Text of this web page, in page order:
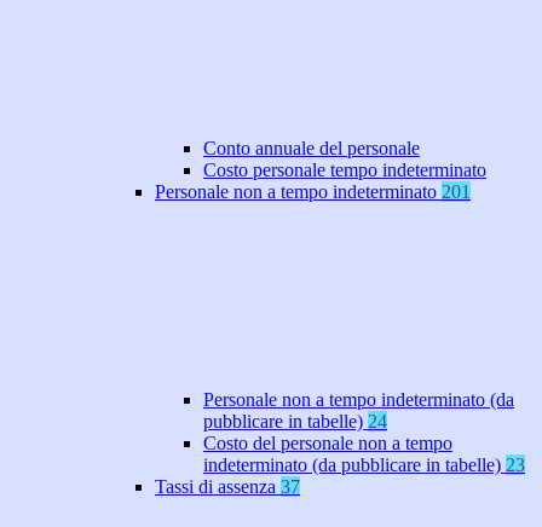
Conto annuale del personale
Costo personale tempo indeterminato
Personale non a tempo indeterminato 201
Personale non a tempo indeterminato (da
pubblicare in tabelle) 24
Costo del personale non a tempo
indeterminato (da pubblicare in tabelle) 23
Tassi di assenza 37